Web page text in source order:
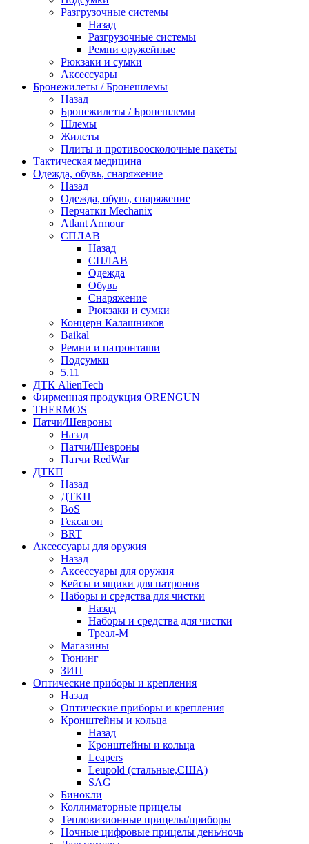
Разгрузочные системы
Назад
Разгрузочные системы
Ремни оружейные
Рюкзаки и сумки
Аксессуары
Бронежилеты / Бронешлемы
Назад
Бронежилеты / Бронешлемы
Шлемы
Жилеты
Плиты и противоосколочные пакеты
Тактическая медицина
Одежда, обувь, снаряжение
Назад
Одежда, обувь, снаряжение
Перчатки Mechanix
Atlant Armour
СПЛАВ
Назад
СПЛАВ
Одежда
Обувь
Снаряжение
Рюкзаки и сумки
Концерн Калашников
Baikal
Ремни и патронташи
Подсумки
5.11
ДТК AlienTech
Фирменная продукция ORENGUN
THERMOS
Патчи/Шевроны
Назад
Патчи/Шевроны
Патчи RedWar
ДТКП
Назад
ДТКП
BoS
Гексагон
BRT
Аксессуары для оружия
Назад
Аксессуары для оружия
Кейсы и ящики для патронов
Наборы и средства для чистки
Назад
Наборы и средства для чистки
Треал-М
Магазины
Тюнинг
ЗИП
Оптические приборы и крепления
Назад
Оптические приборы и крепления
Кронштейны и кольца
Назад
Кронштейны и кольца
Leapers
Leupold (стальные,США)
SAG
Бинокли
Коллиматорные прицелы
Тепловизионные прицелы/приборы
Ночные цифровые прицелы день/ночь